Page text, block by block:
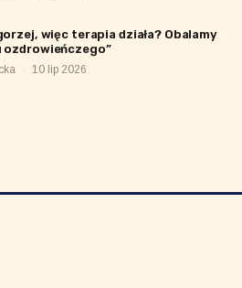
więc terapia działa? Obalamy
ozdrowieńczego”
· 10 lip 2026